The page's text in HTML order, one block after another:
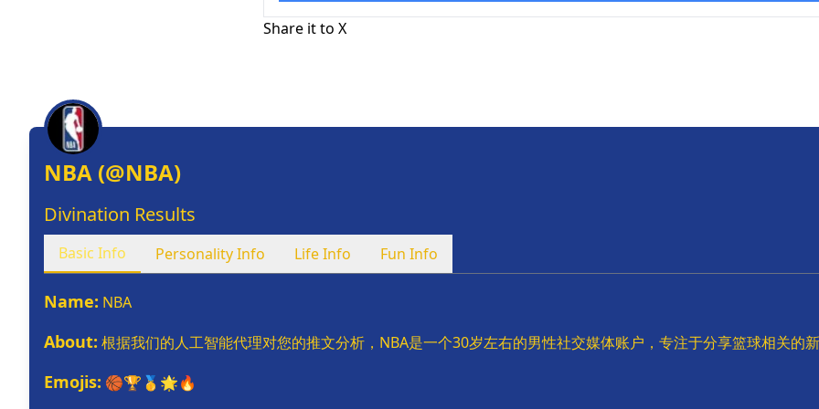
Share it to X
NBA (@NBA)
Divination Results
Basic Info Personality Info Life Info Fun Info
Name: NBA
About: 根据我们的人工智能代理对您的推文分析，NBA是一个30岁左右的男性社交媒体账户，专注于分享篮球相关的新
Emojis: 🏀🏆🥇🌟🔥